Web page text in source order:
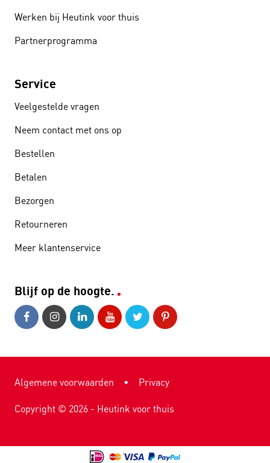
Werken bij Heutink voor thuis
Partnerprogramma
Service
Veelgestelde vragen
Neem contact met ons op
Bestellen
Betalen
Bezorgen
Retourneren
Meer klantenservice
Blijf op de hoogte.
Algemene voorwaarden • Privacy
Copyright © 2026 - Heutink voor thuis